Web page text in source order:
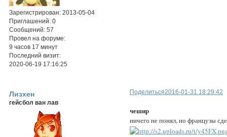
Зарегистрирован: 2013-05-04
Приглашений: 0
Сообщений: 57
Провел на форуме:
9 часов 17 минут
Последний визит:
2020-06-19 17:16:25
Поделиться2016-01-31 18:29:42
Лизхен
гейсбол ван лав
чешир
ничего не понял, но французы